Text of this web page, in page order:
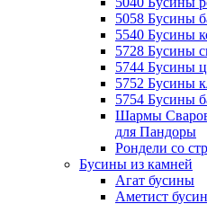
5058 Бусины
5540 Бусины
5728 Бусины
5744 Бусины
5752 Бусины
5754 Бусины
Шармы
для Пандоры
Рондели со
Бусины из камней
Агат бусины
Аметист